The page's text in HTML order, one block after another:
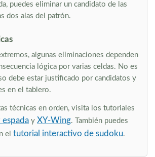
puedes eliminar un candidato de las
dos alas del patrón.
algunas eliminaciones dependen
lógica por varias celdas. No es
debe estar justificado por candidatos y
en el tablero.
técnicas en orden, visita los tutoriales
espada y XY-Wing. También puedes
el tutorial interactivo de sudoku.